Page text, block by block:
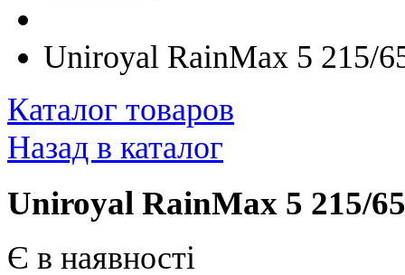
Uniroyal RainMax 5 215/
Каталог товаров
Назад в каталог
Uniroyal RainMax 5 215/
Є в наявності